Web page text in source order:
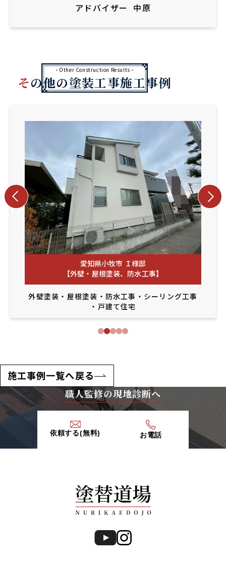
アドバイザー 中原
Other Construction Results
その他の塗装工事施工事例
愛知県小牧市 Ｉ様邸
【外壁・屋根塗装、防水工事】
外壁塗装 ・ 屋根塗装 ・ 防水工事 ・ シーリング工事
・ 戸建て住宅
施工事例一覧へ戻る
職人監修の現地診断へ
依頼する(無料) お電話